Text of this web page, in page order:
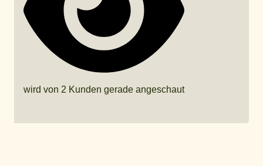
wird von 2 Kunden gerade angeschaut